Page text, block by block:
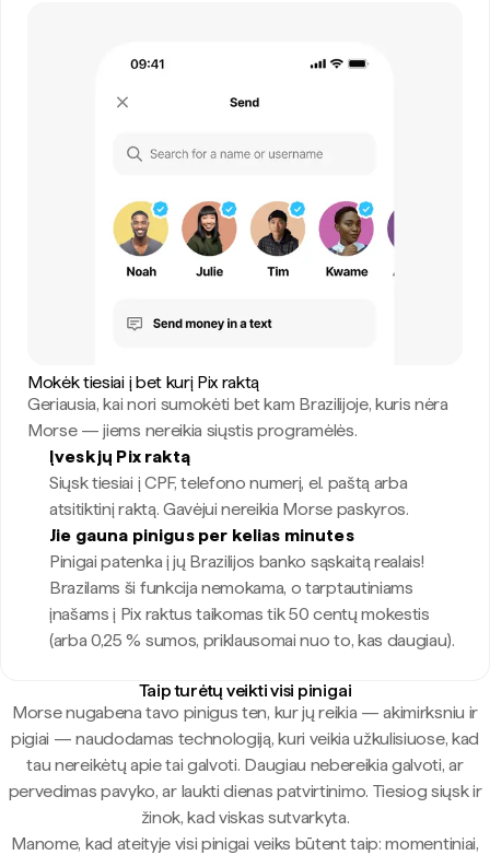
Mokėk tiesiai į bet kurį Pix raktą
Geriausia, kai nori sumokėti bet kam Brazilijoje, kuris nėra
Morse — jiems nereikia siųstis programėlės.
Įvesk jų Pix raktą
Siųsk tiesiai į CPF, telefono numerį, el. paštą arba
atsitiktinį raktą. Gavėjui nereikia Morse paskyros.
Jie gauna pinigus per kelias minutes
Pinigai patenka į jų Brazilijos banko sąskaitą realais!
Brazilams ši funkcija nemokama, o tarptautiniams
įnašams į Pix raktus taikomas tik 50 centų mokestis
(arba 0,25 % sumos, priklausomai nuo to, kas daugiau).
Taip turėtų veikti visi pinigai
Morse nugabena tavo pinigus ten, kur jų reikia — akimirksniu ir
pigiai — naudodamas technologiją, kuri veikia užkulisiuose, kad
tau nereikėtų apie tai galvoti. Daugiau nebereikia galvoti, ar
pervedimas pavyko, ar laukti dienas patvirtinimo. Tiesiog siųsk ir
žinok, kad viskas sutvarkyta.
Manome, kad ateityje visi pinigai veiks būtent taip: momentiniai,